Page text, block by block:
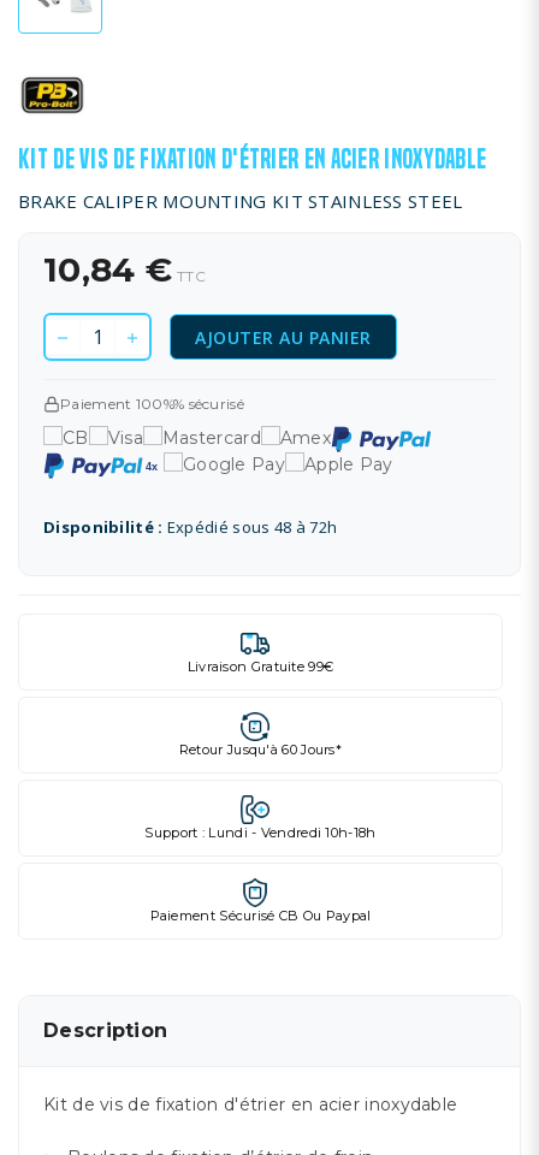
KIT DE VIS DE FIXATION D'ÉTRIER EN ACIER INOXYDABLE
BRAKE CALIPER MOUNTING KIT STAINLESS STEEL
10,84 € TTC
AJOUTER AU PANIER
Paiement 100%% sécurisé
Disponibilité : Expédié sous 48 à 72h
Livraison Gratuite 99€
Retour Jusqu'à 60 Jours*
Support : Lundi - Vendredi 10h-18h
Paiement Sécurisé CB Ou Paypal
Description
Kit de vis de fixation d'étrier en acier inoxydable